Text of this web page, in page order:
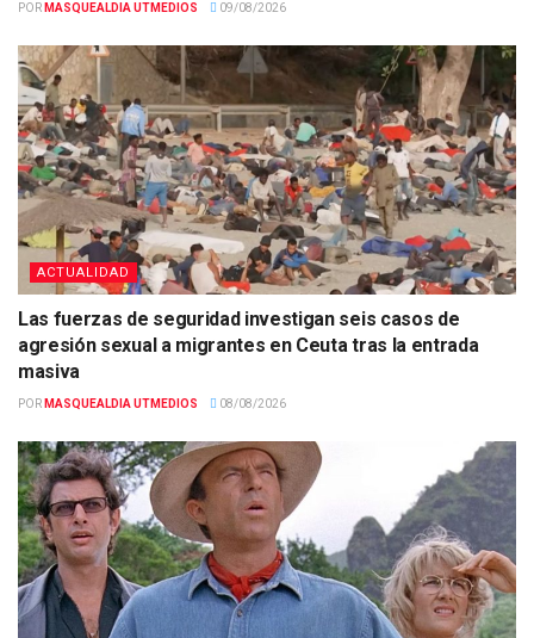
POR MASQUEALDIA UTMEDIOS 09/08/2026
ACTUALIDAD
Las fuerzas de seguridad investigan seis casos de
agresión sexual a migrantes en Ceuta tras la entrada
masiva
POR MASQUEALDIA UTMEDIOS 08/08/2026